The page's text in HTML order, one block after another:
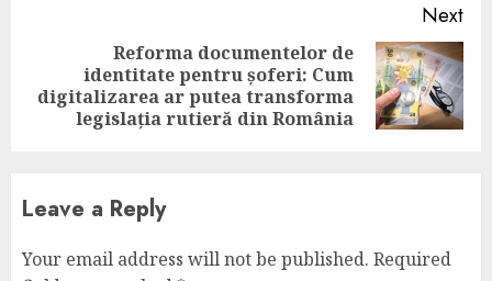
Next
post:
Reforma documentelor de
identitate pentru șoferi: Cum
digitalizarea ar putea transforma
legislația rutieră din România
Leave a Reply
Your email address will not be published. Required